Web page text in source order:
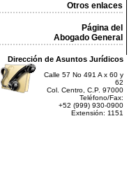
Otros enlaces
Página del
Abogado General
Dirección de Asuntos Jurídicos
Calle 57 No 491 A x 60 y
62
Col. Centro, C.P. 97000
Teléfono/Fax:
+52 (999) 930-0900
Extensión: 1151